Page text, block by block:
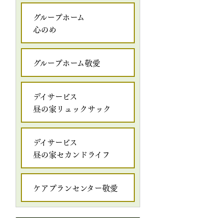
グループホーム
心のめ
グループホーム敬愛
デイサービス
昼の家リュックサック
デイサービス
昼の家セカンドライフ
ケアプランセンター敬愛